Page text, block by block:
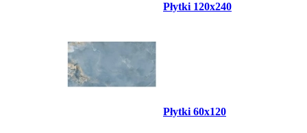
Płytki 120x240
Płytki 60x120